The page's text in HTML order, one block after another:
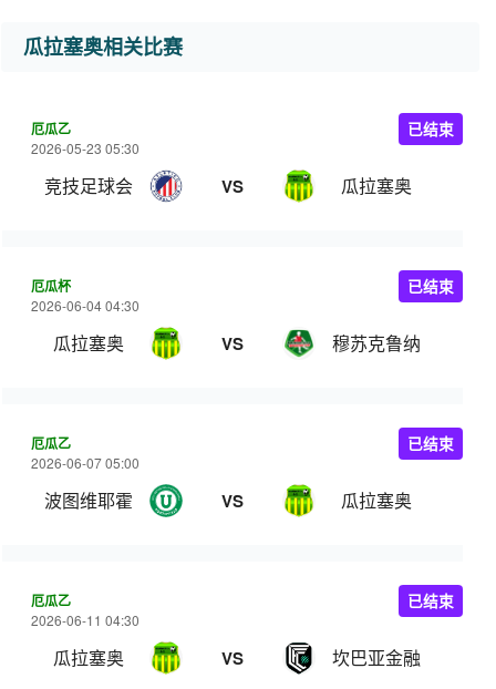
瓜拉塞奥相关比赛
厄瓜乙
2026-05-23 05:30
竞技足球会 VS 瓜拉塞奥
已结束
厄瓜杯
2026-06-04 04:30
瓜拉塞奥 VS 穆苏克鲁纳
已结束
厄瓜乙
2026-06-07 05:00
波图维耶霍 VS 瓜拉塞奥
已结束
厄瓜乙
2026-06-11 04:30
瓜拉塞奥 VS 坎巴亚金融
已结束